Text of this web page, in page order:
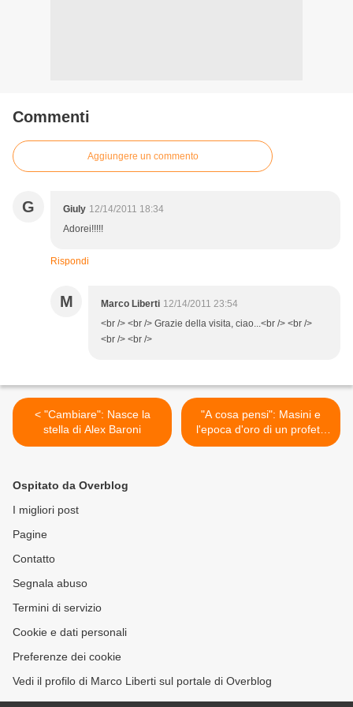
Commenti
Aggiungere un commento
G Giuly 12/14/2011 18:34
Adorei!!!!!
Rispondi
M Marco Liberti 12/14/2011 23:54
<br /> <br /> Grazie della visita, ciao...<br /> <br />
<br /> <br />
< "Cambiare": Nasce la
stella di Alex Baroni
"A cosa pensi": Masini e
l'epoca d'oro di un profeta
in jeans >
Ospitato da Overblog
I migliori post
Pagine
Contatto
Segnala abuso
Termini di servizio
Cookie e dati personali
Preferenze dei cookie
Vedi il profilo di Marco Liberti sul portale di Overblog